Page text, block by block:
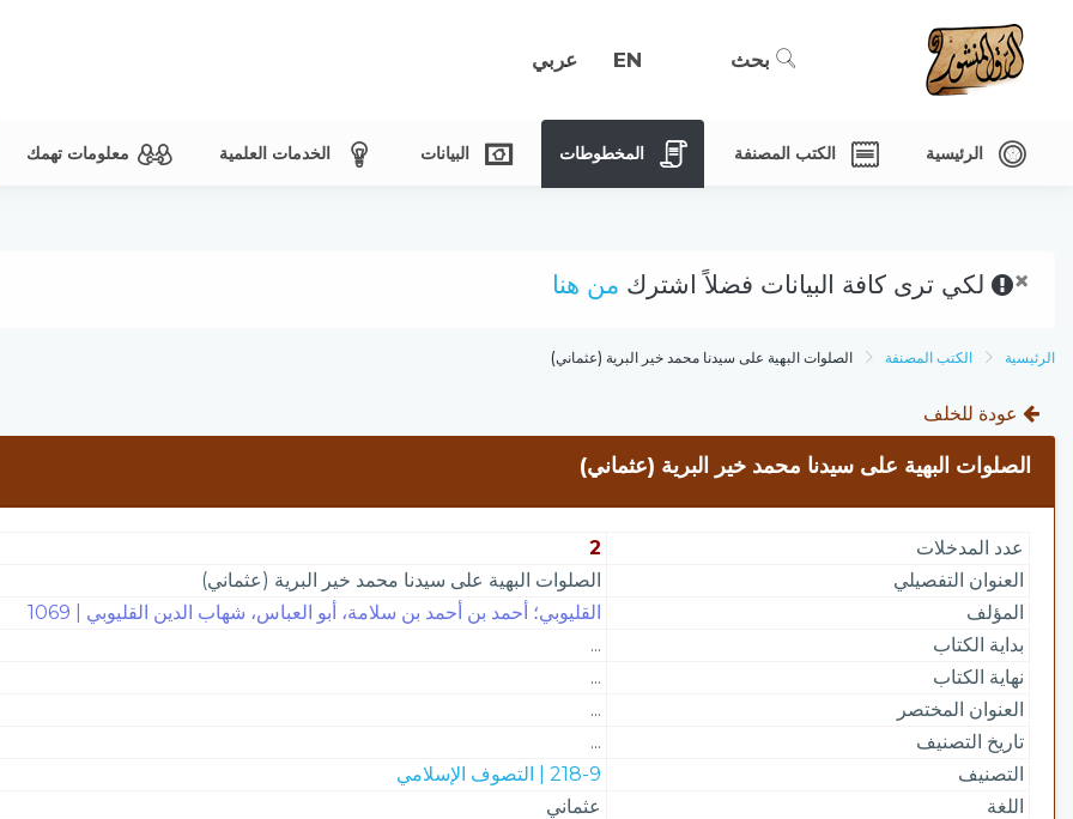
بحث EN عربي
الرئيسية الكتب المصنفة المخطوطات البيانات الخدمات العلمية معلومات تهمك
× لكي ترى كافة البيانات فضلاً اشترك من هنا
الرئيسية الكتب المصنفة الصلوات البهية على سيدنا محمد خير البرية (عثماني)
عودة للخلف
الصلوات البهية على سيدنا محمد خير البرية (عثماني)
عدد المدخلات
2
العنوان التفصيلي
الصلوات البهية على سيدنا محمد خير البرية (عثماني)
المؤلف
القليوبي؛ أحمد بن أحمد بن سلامة، أبو العباس، شهاب الدين القليوبي | 1069
بداية الكتاب
...
نهاية الكتاب
...
العنوان المختصر
...
تاريخ التصنيف
...
التصنيف
218-9 | التصوف الإسلامي
اللغة
عثماني